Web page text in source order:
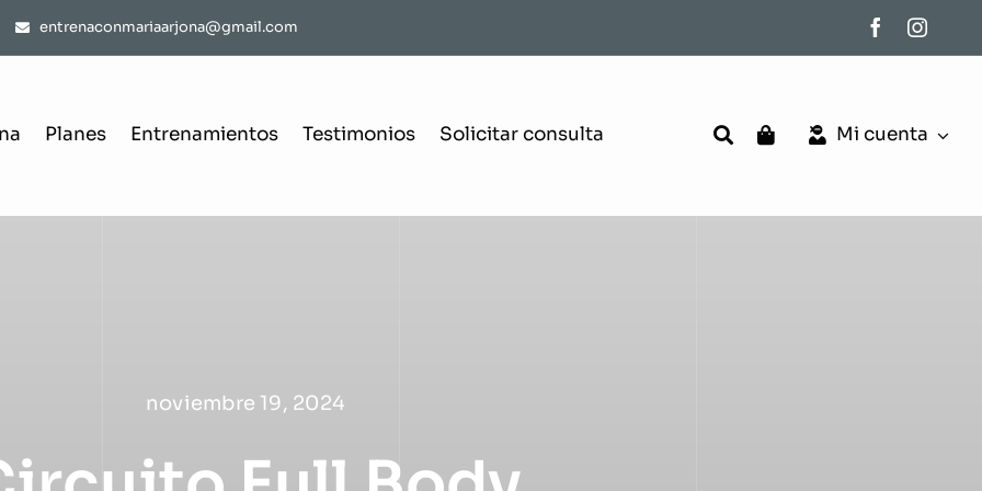
entrenaconmariaarjona@gmail.com
Planes Entrenamientos Testimonios Solicitar consulta Mi cuenta
noviembre 19, 2024